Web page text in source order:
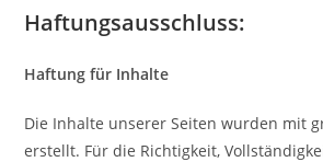
Haftungsausschluss:
Haftung für Inhalte
Die Inhalte unserer Seiten wurden mit
erstellt. Für die Richtigkeit,